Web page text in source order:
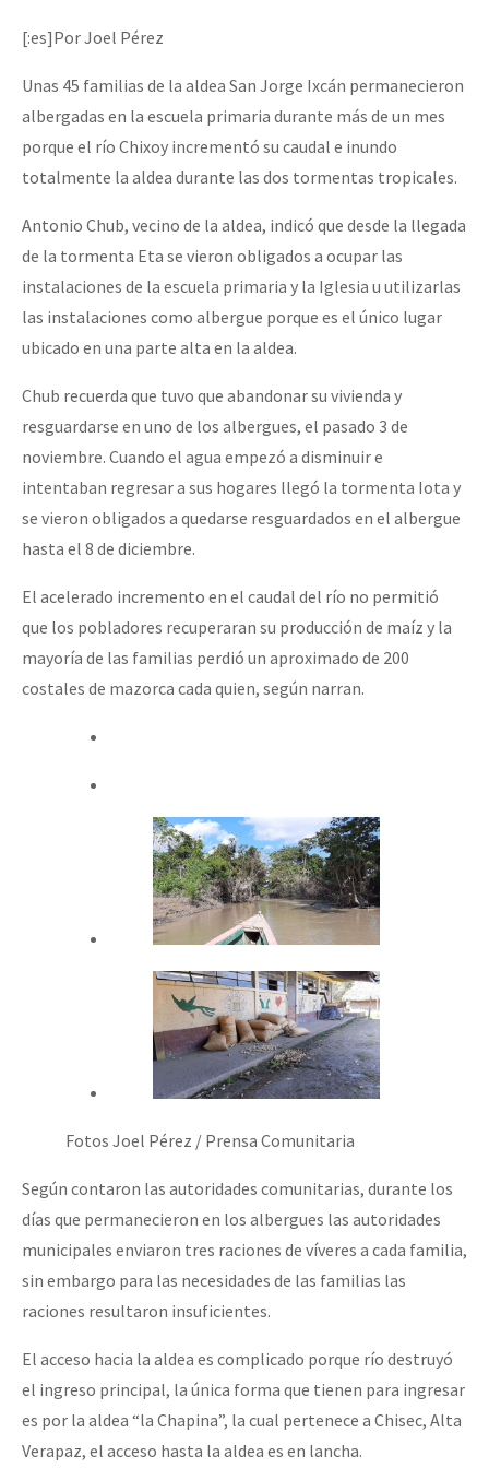
La Sexta
AutonomÍa y Resistencia
Megaproyectos
Migración
Presos
Mujeres
Niñxs
ETIQUETAS
MULTIMEDIA
Fotorreportaje
Video
Otras secciones
Semillero Guerra contra la Humanidad. (Las poblaciones y
la naturaleza bajo asedio)
Dia 1: Encontro “Guerra contra a Humanidade”
[CDMX – 20 julio] Jornadas globales por la libertad de Jesús
[25 abr – CDMX] Tokín por el CNI: 30 años de Resistencia y
[:es]Por Joel Pérez
Unas 45 familias de la aldea San Jorge Ixcán permanecieron
albergadas en la escuela primaria durante más de un mes
porque el río Chixoy incrementó su caudal e inundo
totalmente la aldea durante las dos tormentas tropicales.
Antonio Chub, vecino de la aldea, indicó que desde la llegada
de la tormenta Eta se vieron obligados a ocupar las
instalaciones de la escuela primaria y la Iglesia u utilizarlas
las instalaciones como albergue porque es el único lugar
ubicado en una parte alta en la aldea.
Chub recuerda que tuvo que abandonar su vivienda y
resguardarse en uno de los albergues, el pasado 3 de
noviembre. Cuando el agua empezó a disminuir e
intentaban regresar a sus hogares llegó la tormenta Iota y
se vieron obligados a quedarse resguardados en el albergue
hasta el 8 de diciembre.
El acelerado incremento en el caudal del río no permitió
que los pobladores recuperaran su producción de maíz y la
mayoría de las familias perdió un aproximado de 200
costales de mazorca cada quien, según narran.
Fotos Joel Pérez / Prensa Comunitaria
Según contaron las autoridades comunitarias, durante los
días que permanecieron en los albergues las autoridades
municipales enviaron tres raciones de víveres a cada familia,
sin embargo para las necesidades de las familias las
raciones resultaron insuficientes.
El acceso hacia la aldea es complicado porque río destruyó
el ingreso principal, la única forma que tienen para ingresar
es por la aldea “la Chapina”, la cual pertenece a Chisec, Alta
Verapaz, el acceso hasta la aldea es en lancha.